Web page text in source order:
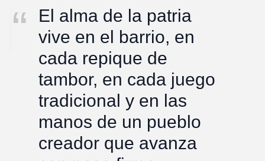
El alma de la patria
vive en el barrio, en
cada repique de
tambor, en cada juego
tradicional y en las
manos de un pueblo
creador que avanza